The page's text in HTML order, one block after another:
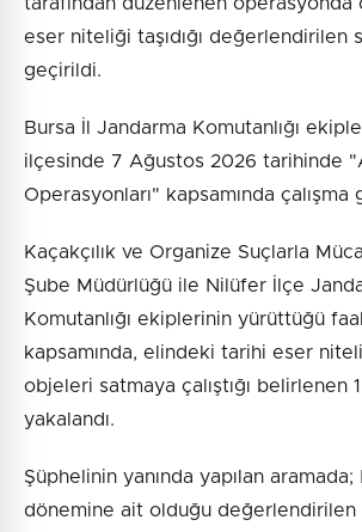
eser niteliği taşıdığı değerlendirilen
geçirildi.
Bursa İl Jandarma Komutanlığı
ilçesinde 7 Ağustos 2026 tarihinde
Operasyonları" kapsamında
Kaçakçılık ve Organize Suçlarla
Şube Müdürlüğü ile Nilüfer İlçe
Komutanlığı ekiplerinin yürüttüğü
kapsamında, elindeki tarihi eser
objeleri satmaya çalıştığı belirlenen
yakalandı.
Şüphelinin yanında yapılan aramada;
dönemine ait olduğu değerlendirilen